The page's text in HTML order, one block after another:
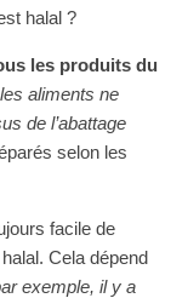
halal ?
les produits du
aliments ne
de l’abattage
selon les
facile de
Cela dépend
exemple, il y a